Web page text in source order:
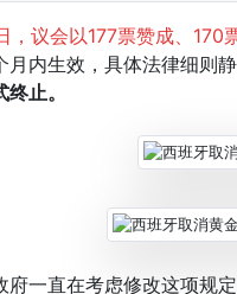
，议会以177票赞成、
月内生效，具体法律细则
止。
一直在考虑修改这项规